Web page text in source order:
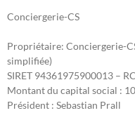
Conciergerie-CS
Propriétaire: Conciergerie-
simplifiée)
SIRET 94361975900013 –
Montant du capital social :
Président : Sebastian Prall